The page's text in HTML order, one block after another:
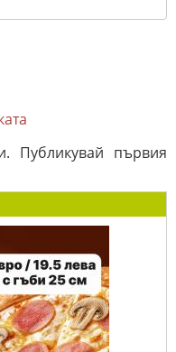
Публикувай първия